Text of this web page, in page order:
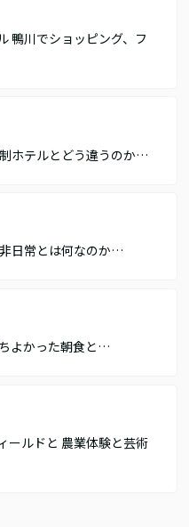
鴨川でショッピング、フ
ホテルとどう違うのか…
日常とは何なのか…
よかった朝食と…
ールドと 農業体験と芸術